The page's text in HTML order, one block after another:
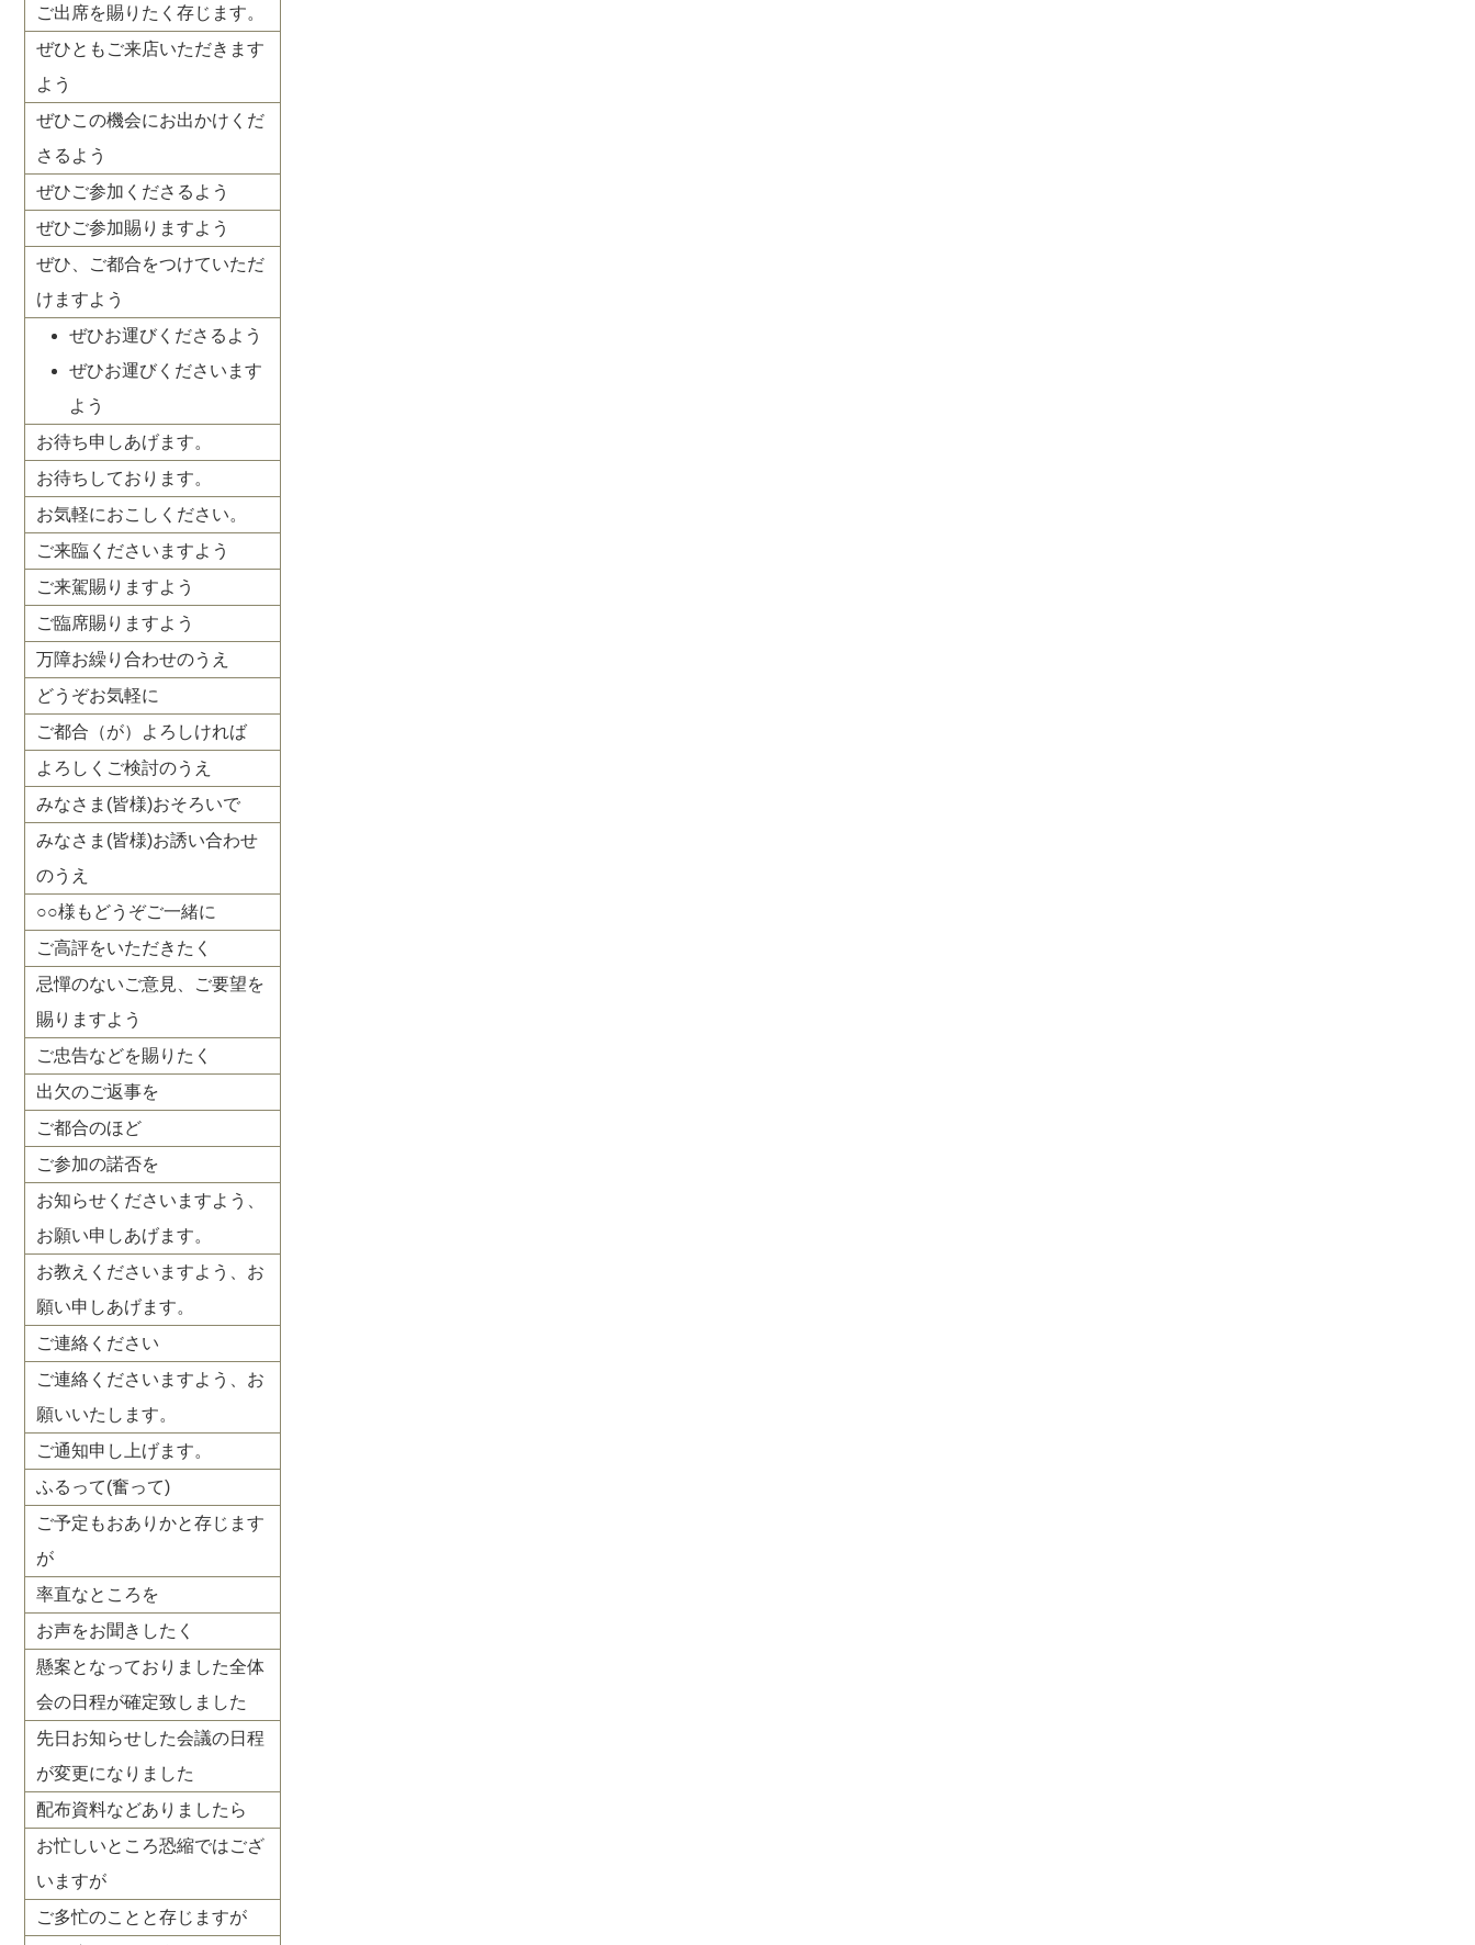
ご出席を賜りたく存じます。
ぜひともご来店いただきます
よう
ぜひこの機会にお出かけくだ
さるよう
ぜひご参加くださるよう
ぜひご参加賜りますよう
ぜひ、ご都合をつけていただ
けますよう
ぜひお運びくださるよう
ぜひお運びくださいます
よう
お待ち申しあげます。
お待ちしております。
お気軽におこしください。
ご来臨くださいますよう
ご来駕賜りますよう
ご臨席賜りますよう
万障お繰り合わせのうえ
どうぞお気軽に
ご都合（が）よろしければ
よろしくご検討のうえ
みなさま(皆様)おそろいで
みなさま(皆様)お誘い合わせ
のうえ
○○様もどうぞご一緒に
ご高評をいただきたく
忌憚のないご意見、ご要望を
賜りますよう
ご忠告などを賜りたく
出欠のご返事を
ご都合のほど
ご参加の諾否を
お知らせくださいますよう、
お願い申しあげます。
お教えくださいますよう、お
願い申しあげます。
ご連絡ください
ご連絡くださいますよう、お
願いいたします。
ご通知申し上げます。
ふるって(奮って)
ご予定もおありかと存じます
が
率直なところを
お声をお聞きしたく
懸案となっておりました全体
会の日程が確定致しました
先日お知らせした会議の日程
が変更になりました
配布資料などありましたら
お忙しいところ恐縮ではござ
いますが
ご多忙のことと存じますが